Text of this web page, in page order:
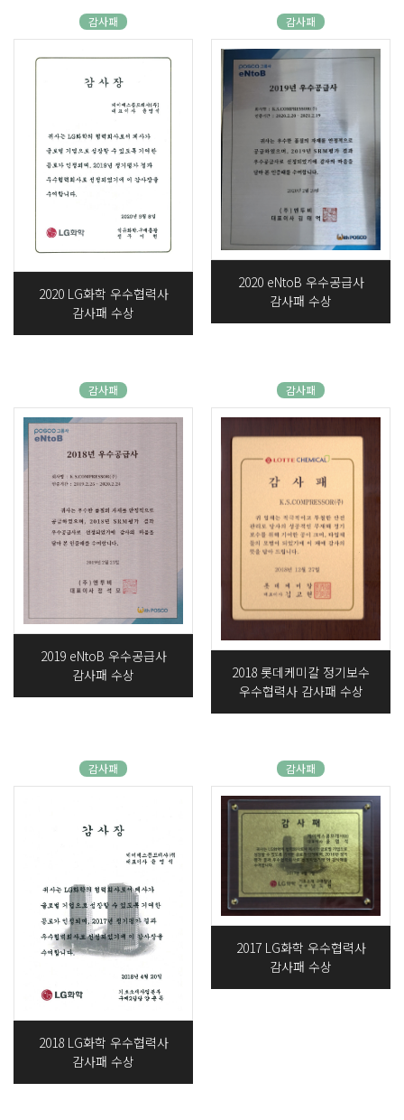
감사패
2020 LG화학 우수협력사
감사패 수상
감사패
2020 eNtoB 우수공급사
감사패 수상
감사패
2019 eNtoB 우수공급사
감사패 수상
감사패
2018 롯데케미칼 정기보수
우수협력사 감사패 수상
감사패
2018 LG화학 우수협력사
감사패 수상
감사패
2017 LG화학 우수협력사
감사패 수상